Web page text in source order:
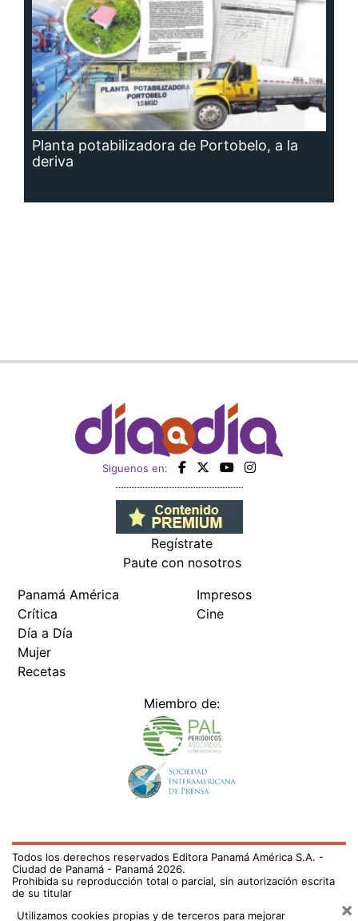
Planta potabilizadora de Portobelo, a la
deriva
Siguenos en:
Regístrate
Paute con nosotros
Panamá América
Crítica
Día a Día
Mujer
Recetas
Impresos
Cine
Miembro de:
Todos los derechos reservados Editora Panamá América S.A. -
Ciudad de Panamá - Panamá 2026.
Prohibida su reproducción total o parcial, sin autorización escrita
de su titular
Utilizamos cookies propias y de terceros para mejorar
×